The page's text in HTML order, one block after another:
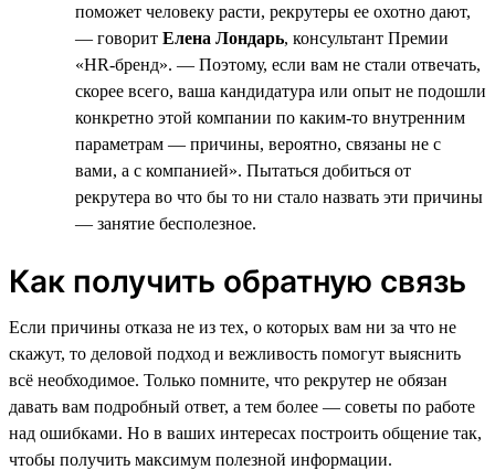
поможет человеку расти, рекрутеры ее охотно дают,
— говорит Елена Лондарь, консультант Премии
«HR-бренд». — Поэтому, если вам не стали отвечать,
скорее всего, ваша кандидатура или опыт не подошли
конкретно этой компании по каким-то внутренним
параметрам — причины, вероятно, связаны не с
вами, а с компанией». Пытаться добиться от
рекрутера во что бы то ни стало назвать эти причины
— занятие бесполезное.
Как получить обратную связь
Если причины отказа не из тех, о которых вам ни за что не
скажут, то деловой подход и вежливость помогут выяснить
всё необходимое. Только помните, что рекрутер не обязан
давать вам подробный ответ, а тем более — советы по работе
над ошибками. Но в ваших интересах построить общение так,
чтобы получить максимум полезной информации.